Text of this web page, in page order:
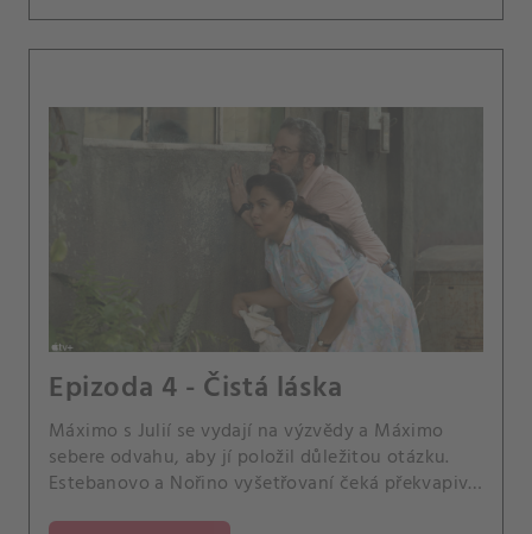
Epizoda 4 - Čistá láska
Máximo s Julií se vydají na výzvědy a Máximo
sebere odvahu, aby jí položil důležitou otázku.
Estebanovo a Nořino vyšetřovaní čeká překvapivý